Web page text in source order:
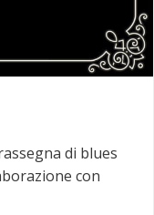
di blues
con